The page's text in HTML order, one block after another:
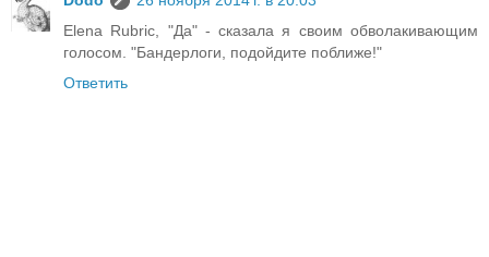
Elena Rubric, "Да" - сказала я своим обволакивающим
голосом. "Бандерлоги, подойдите поближе!"
Ответить